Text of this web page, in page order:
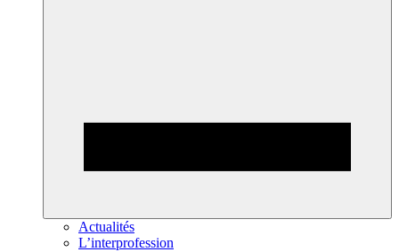
Actualités
L’interprofession